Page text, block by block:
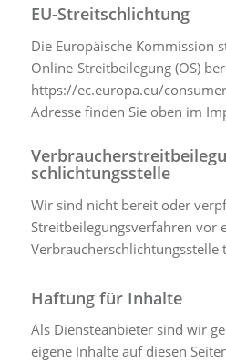
EU-Streitschlichtung
Die Europäische Kommission
Online-Streitbeilegung (OS)
https://ec.europa.eu/
Adresse finden Sie oben im
schlichtungs­stelle
Wir sind nicht bereit oder
Streitbeilegungsverfahren vor
Verbraucherschlichtungsstelle
Haftung für Inhalte
Als Diensteanbieter sind wir
eigene Inhalte auf diesen